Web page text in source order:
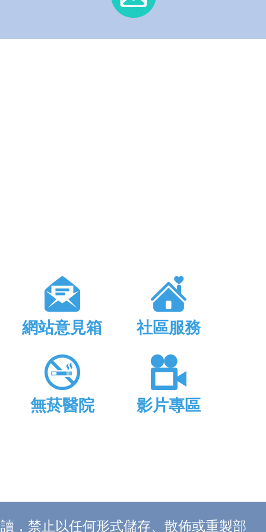
網站意見箱 社區服務
無菸醫院 影片專區
，禁止以任何形式儲存、散佈或重製部